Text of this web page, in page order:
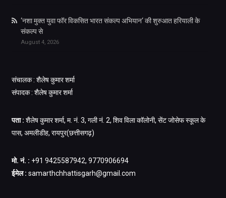
‘नशा मुक्त युवा फॉर विकसित भारत संकल्प अभियान‘ की शुरुआत हरियाली के
संकल्प से
August 4, 2026
संचालक : शैलेष कुमार शर्मा
संपादक : शैलेष कुमार शर्मा
पता : शैलेष कुमार शर्मा, म. नं. 3, गली नं. 2, शिव विला कॉलोनी, सेंट जोसेफ स्कूल के
पास, अमलीडीह, रायपुर(छत्तीसगढ़)
मो. नं. : +91 9425587942, 9770906694
ईमेल : samarthchhattisgarh@gmail.com